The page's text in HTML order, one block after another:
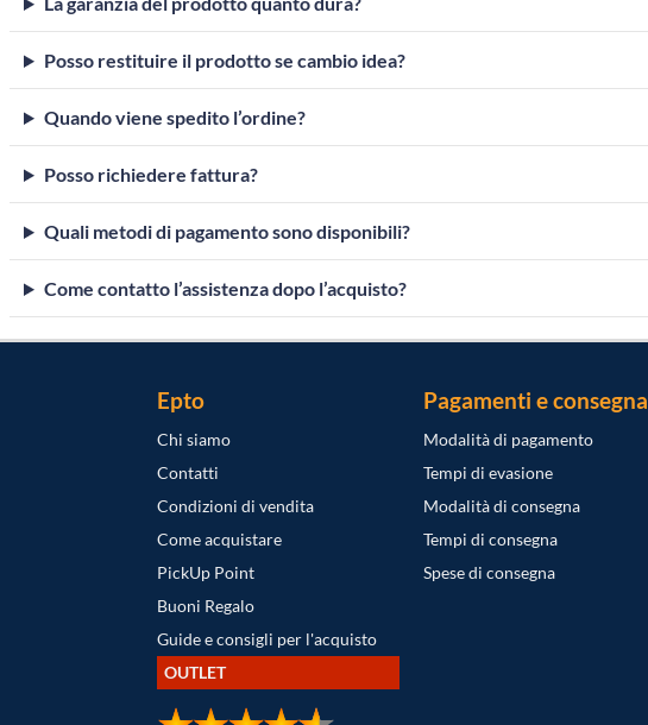
Posso restituire il prodotto se cambio idea?
Quando viene spedito l’ordine?
Posso richiedere fattura?
Quali metodi di pagamento sono disponibili?
Come contatto l’assistenza dopo l’acquisto?
Epto
Chi siamo
Contatti
Condizioni di vendita
Come acquistare
PickUp Point
Buoni Regalo
Guide e consigli per l'acquisto
OUTLET
Pagamenti e consegna
Modalità di pagamento
Tempi di evasione
Modalità di consegna
Tempi di consegna
Spese di consegna